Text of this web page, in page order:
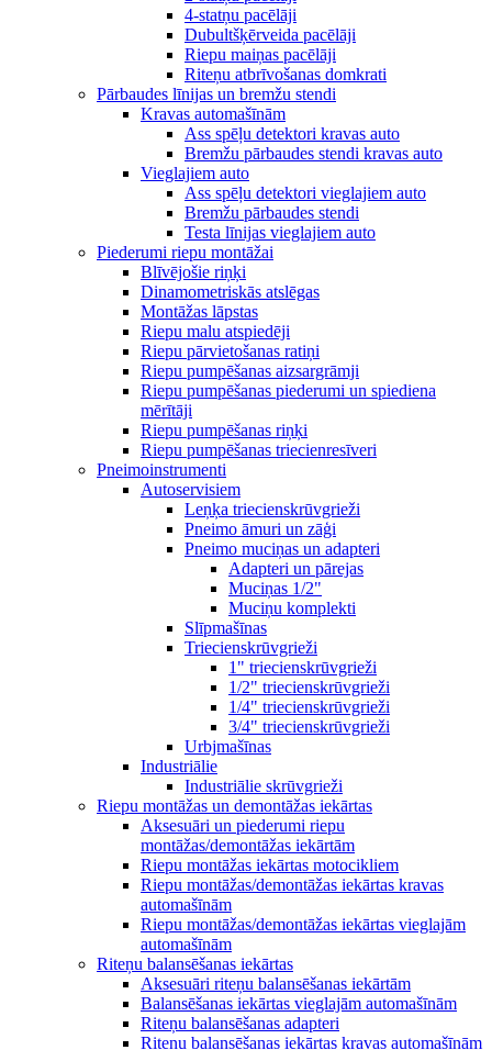
4-statņu pacēlāji
Dubultšķērveida pacēlāji
Riepu maiņas pacēlāji
Riteņu atbrīvošanas domkrati
Pārbaudes līnijas un bremžu stendi
Kravas automašīnām
Ass spēļu detektori kravas auto
Bremžu pārbaudes stendi kravas auto
Vieglajiem auto
Ass spēļu detektori vieglajiem auto
Bremžu pārbaudes stendi
Testa līnijas vieglajiem auto
Piederumi riepu montāžai
Blīvējošie riņķi
Dinamometriskās atslēgas
Montāžas lāpstas
Riepu malu atspiedēji
Riepu pārvietošanas ratiņi
Riepu pumpēšanas aizsargrāmji
Riepu pumpēšanas piederumi un spiediena
mērītāji
Riepu pumpēšanas riņķi
Riepu pumpēšanas triecienresīveri
Pneimoinstrumenti
Autoservisiem
Leņķa triecienskrūvgrieži
Pneimo āmuri un zāģi
Pneimo muciņas un adapteri
Adapteri un pārejas
Muciņas 1/2"
Muciņu komplekti
Slīpmašīnas
Triecienskrūvgrieži
1" triecienskrūvgrieži
1/2" triecienskrūvgrieži
1/4" triecienskrūvgrieži
3/4" triecienskrūvgrieži
Urbjmašīnas
Industriālie
Industriālie skrūvgrieži
Riepu montāžas un demontāžas iekārtas
Aksesuāri un piederumi riepu
montāžas/demontāžas iekārtām
Riepu montāžas iekārtas motocikliem
Riepu montāžas/demontāžas iekārtas kravas
automašīnām
Riepu montāžas/demontāžas iekārtas vieglajām
automašīnām
Riteņu balansēšanas iekārtas
Aksesuāri riteņu balansēšanas iekārtām
Balansēšanas iekārtas vieglajām automašīnām
Riteņu balansēšanas adapteri
Riteņu balansēšanas iekārtas kravas automašīnām